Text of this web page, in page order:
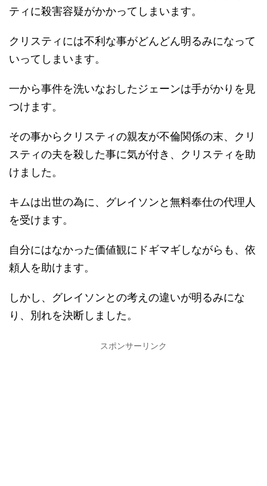
ティに殺害容疑がかかってしまいます。
クリスティには不利な事がどんどん明るみになって
いってしまいます。
一から事件を洗いなおしたジェーンは手がかりを見
つけます。
その事からクリスティの親友が不倫関係の末、クリ
スティの夫を殺した事に気が付き、クリスティを助
けました。
キムは出世の為に、グレイソンと無料奉仕の代理人
を受けます。
自分にはなかった価値観にドギマギしながらも、依
頼人を助けます。
しかし、グレイソンとの考えの違いが明るみにな
り、別れを決断しました。
スポンサーリンク